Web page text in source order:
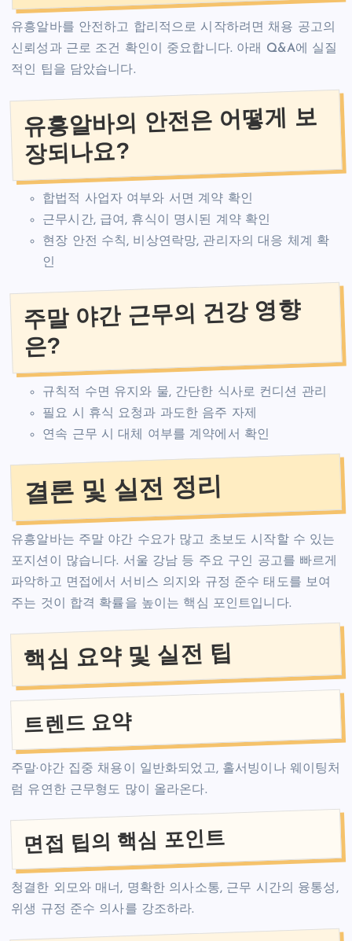
유흥알바를 안전하고 합리적으로 시작하려면 채용 공고의
신뢰성과 근로 조건 확인이 중요합니다. 아래 Q&A에 실질
적인 팁을 담았습니다.
유흥알바의 안전은 어떻게 보
장되나요?
합법적 사업자 여부와 서면 계약 확인
근무시간, 급여, 휴식이 명시된 계약 확인
현장 안전 수칙, 비상연락망, 관리자의 대응 체계 확
인
주말 야간 근무의 건강 영향
은?
규칙적 수면 유지와 물, 간단한 식사로 컨디션 관리
필요 시 휴식 요청과 과도한 음주 자제
연속 근무 시 대체 여부를 계약에서 확인
결론 및 실전 정리
유흥알바는 주말 야간 수요가 많고 초보도 시작할 수 있는
포지션이 많습니다. 서울 강남 등 주요 구인 공고를 빠르게
파악하고 면접에서 서비스 의지와 규정 준수 태도를 보여
주는 것이 합격 확률을 높이는 핵심 포인트입니다.
핵심 요약 및 실전 팁
트렌드 요약
주말·야간 집중 채용이 일반화되었고, 홀서빙이나 웨이팅처
럼 유연한 근무형도 많이 올라온다.
면접 팁의 핵심 포인트
청결한 외모와 매너, 명확한 의사소통, 근무 시간의 융통성,
위생 규정 준수 의사를 강조하라.